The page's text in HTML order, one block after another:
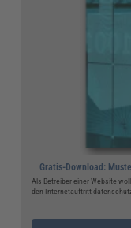
Gratis-Download:
Als Betreiber einer Website
den Internetauftritt